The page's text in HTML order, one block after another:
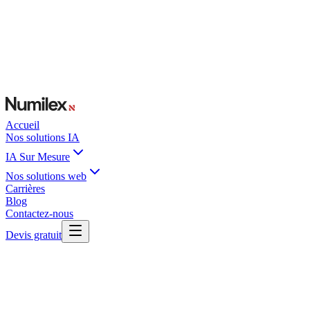
Accueil
Nos solutions IA
IA Sur Mesure
Nos solutions web
Carrières
Blog
Contactez-nous
Devis gratuit